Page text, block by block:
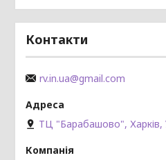
Контакти
rv.in.ua@gmail.com
ТЦ "Барабашово", Харків,